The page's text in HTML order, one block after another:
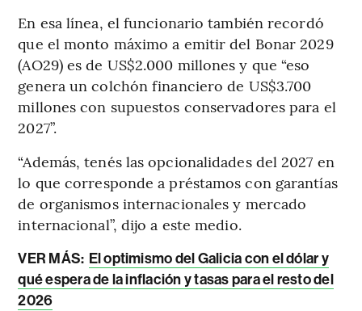
En esa línea, el funcionario también recordó
que el monto máximo a emitir del Bonar 2029
(AO29) es de US$2.000 millones y que “eso
genera un colchón financiero de US$3.700
millones con supuestos conservadores para el
2027”.
“Además, tenés las opcionalidades del 2027 en
lo que corresponde a préstamos con garantías
de organismos internacionales y mercado
internacional”, dijo a este medio.
VER MÁS: El optimismo del Galicia con el dólar y
qué espera de la inflación y tasas para el resto del
2026